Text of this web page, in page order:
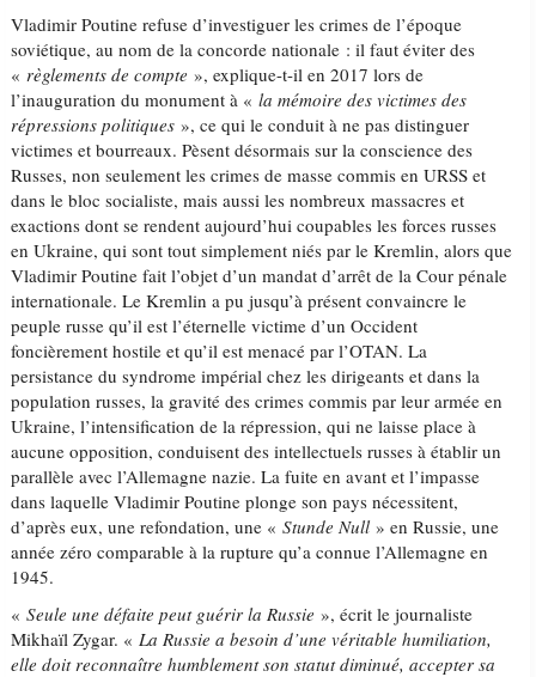
Vladimir Poutine refuse d’investiguer les crimes de l’époque
soviétique, au nom de la concorde nationale : il faut éviter des
«règlements de compte », explique-t-il en 2017 lors de
l’inauguration du monument à «la mémoire des victimes des
répressions politiques », ce qui le conduit à ne pas distinguer
victimes et bourreaux. Pèsent désormais sur la conscience des
Russes, non seulement les crimes de masse commis en URSS et
dans le bloc socialiste, mais aussi les nombreux massacres et
exactions dont se rendent aujourd’hui coupables les forces russes
en Ukraine, qui sont tout simplement niés par le Kremlin, alors que
Vladimir Poutine fait l’objet d’un mandat d’arrêt de la Cour pénale
internationale. Le Kremlin a pu jusqu’à présent convaincre le
peuple russe qu’il est l’éternelle victime d’un Occident
foncièrement hostile et qu’il est menacé par l’OTAN. La
persistance du syndrome impérial chez les dirigeants et dans la
population russes, la gravité des crimes commis par leur armée en
Ukraine, l’intensification de la répression, qui ne laisse place à
aucune opposition, conduisent des intellectuels russes à établir un
parallèle avec l’Allemagne nazie. La fuite en avant et l’impasse
dans laquelle Vladimir Poutine plonge son pays nécessitent,
d’après eux, une refondation, une «Stunde Null» en Russie, une
année zéro comparable à la rupture qu’a connue l’Allemagne en
1945.
«Seule une défaite peut guérir la Russie », écrit le journaliste
Mikhaïl Zygar. «La Russie a besoin d’une véritable humiliation,
elle doit reconnaître humblement son statut diminué, accepter sa